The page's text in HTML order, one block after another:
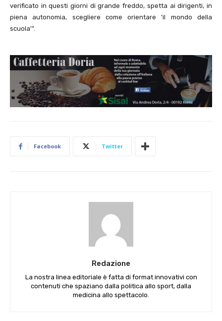
verificato in questi giorni di grande freddo, spetta ai dirigenti, in
piena autonomia, scegliere come orientare ’il mondo della
scuola’”.
Facebook Twitter
Redazione
La nostra linea editoriale è fatta di format innovativi con
contenuti che spaziano dalla politica allo sport, dalla
medicina allo spettacolo.